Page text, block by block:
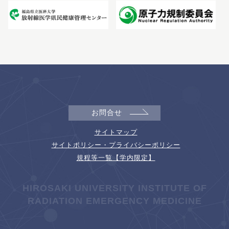
お問合せ
サイトマップ
サイトポリシー・プライバシーポリシー
規程等一覧【学内限定】
HIROSAKI UNIVERSITY INSTITUTE OF
RADIATION EMERGENCY MEDICINE